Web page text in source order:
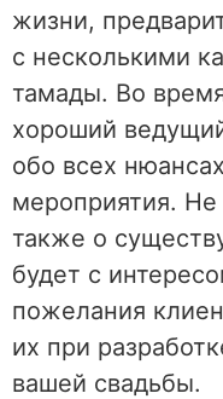
жизни,
с несколькими
тамады. Во
хороший
обо всех
мероприятия. Не
также о
будет с
пожелания
их при
вашей свадьбы.